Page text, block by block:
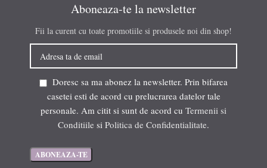
Aboneaza-te la newsletter
Fii la curent cu toate promotiile si produsele noi din shop!
Doresc sa ma abonez la newsletter. Prin bifarea
casetei esti de acord cu prelucrarea datelor tale
personale. Am citit si sunt de acord cu Termenii si
Conditiile si Politica de Confidentialitate.